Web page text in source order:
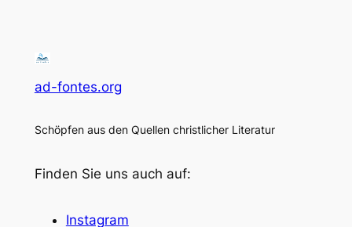
ad-fontes.org
Schöpfen aus den Quellen christlicher Literatur
Finden Sie uns auch auf:
Instagram